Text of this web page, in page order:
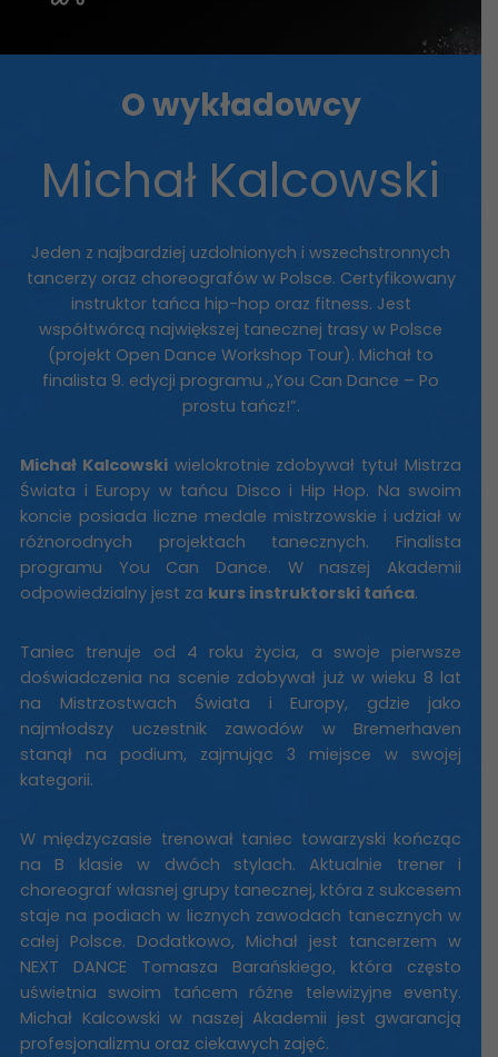
O wykładowcy
Michał Kalcowski
Jeden z najbardziej uzdolnionych i wszechstronnych
tancerzy oraz choreografów w Polsce. Certyfikowany
instruktor tańca hip-hop oraz fitness. Jest
współtwórcą największej tanecznej trasy w Polsce
(projekt Open Dance Workshop Tour). Michał to
finalista 9. edycji programu ,,You Can Dance – Po
prostu tańcz!”.
Michał Kalcowskiwielokrotnie zdobywał tytuł Mistrza
Świata i Europy w tańcu Disco i Hip Hop. Na swoim
koncie posiada liczne medale mistrzowskie i udział w
różnorodnych projektach tanecznych. Finalista
programu You Can Dance. W naszej Akademii
odpowiedzialny jest za kurs instruktorski tańca.
Taniec trenuje od 4 roku życia, a swoje pierwsze
doświadczenia na scenie zdobywał już w wieku 8 lat
na Mistrzostwach Świata i Europy, gdzie jako
najmłodszy uczestnik zawodów w Bremerhaven
stanął na podium, zajmując 3 miejsce w swojej
kategorii.
W międzyczasie trenował taniec towarzyski kończąc
na B klasie w dwóch stylach. Aktualnie trener i
choreograf własnej grupy tanecznej, która z sukcesem
staje na podiach w licznych zawodach tanecznych w
całej Polsce. Dodatkowo, Michał jest tancerzem w
NEXT DANCE Tomasza Barańskiego, która często
uświetnia swoim tańcem różne telewizyjne eventy.
Michał Kalcowski w naszej Akademii jest gwarancją
profesjonalizmu oraz ciekawych zajęć.